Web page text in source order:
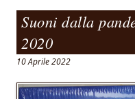
Suoni dalla
2020
10 Aprile 2022